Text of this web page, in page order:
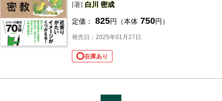
[著] 白川 密成
定価： 825円（本体 750円）
発売日：2025年01月27日
在庫あり